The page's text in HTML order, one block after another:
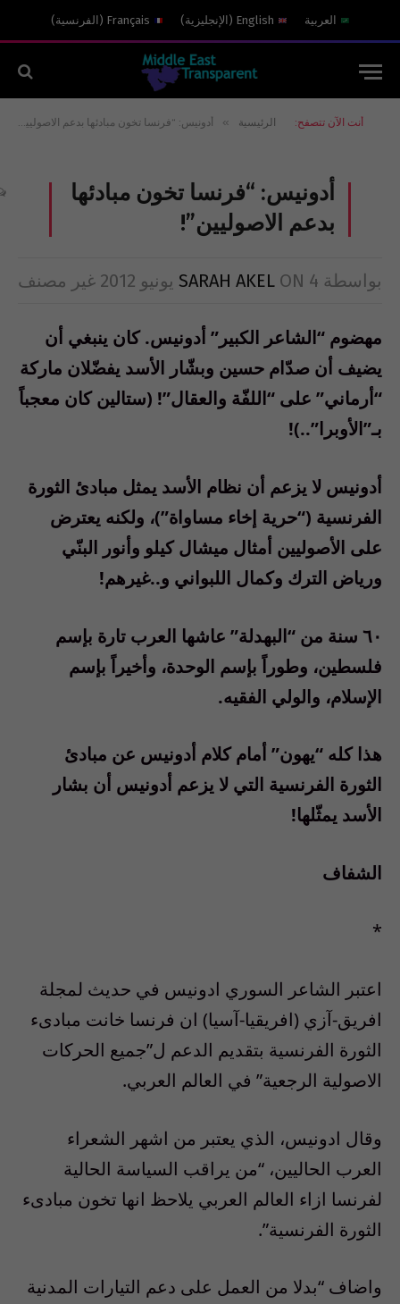
العربية English
( الإنجليزية)
Français
( الفرنسية)
أنت الآن تتصفح: الرئيسية » أدونيس: “فرنسا تخون مبادئها بدعم الاصوليين”!
أدونيس: “فرنسا تخون مبادئها
بدعم الاصوليين”!
بواسطة SARAH AKEL ON 4 يونيو 2012 غير مصنف
مهضوم “الشاعر الكبير” أدونيس. كان ينبغي أن
يضيف أن صدّام حسين وبشّار الأسد يفضّلان ماركة
“أرماني” على “اللفّة والعقال”! (ستالين كان معجباً
بـ”الأوبرا”..)!
أدونيس لا يزعم أن نظام الأسد يمثل مبادئ الثورة
الفرنسية (“حرية إخاء مساواة”)، ولكنه يعترض
على الأصوليين أمثال ميشال كيلو وأنور البنّي
ورياض الترك وكمال اللبواني و..غيرهم!
٦٠ سنة من “البهدلة” عاشها العرب تارة بإسم
فلسطين، وطوراً بإسم الوحدة، وأخيراً بإسم
الإسلام، والولي الفقيه.
هذا كله “يهون” أمام كلام أدونيس عن مبادئ
الثورة الفرنسية التي لا يزعم أدونيس أن بشار
الأسد يمثّلها!
الشفاف
*
اعتبر الشاعر السوري ادونيس في حديث لمجلة
افريق-آزي (افريقيا-آسيا) ان فرنسا خانت مبادىء
الثورة الفرنسية بتقديم الدعم ل”جميع الحركات
الاصولية الرجعية” في العالم العربي.
وقال ادونيس، الذي يعتبر من اشهر الشعراء
العرب الحاليين، “من يراقب السياسة الحالية
لفرنسا ازاء العالم العربي يلاحظ انها تخون مبادىء
الثورة الفرنسية”.
واضاف “بدلا من العمل على دعم التيارات المدنية